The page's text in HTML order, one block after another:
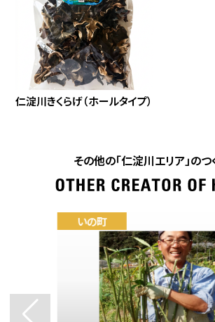
仁淀川きくらげ（ホールタイプ）
その他の「仁淀川エリア」のつ
いの町